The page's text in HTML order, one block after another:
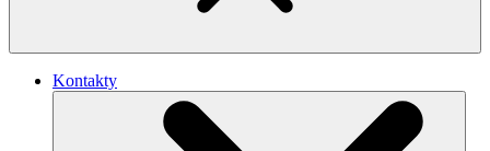
Kontakty